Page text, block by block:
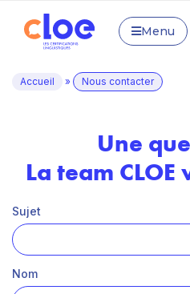
Menu
Accueil » Nous contacter
Une
La team
Sujet
Nom